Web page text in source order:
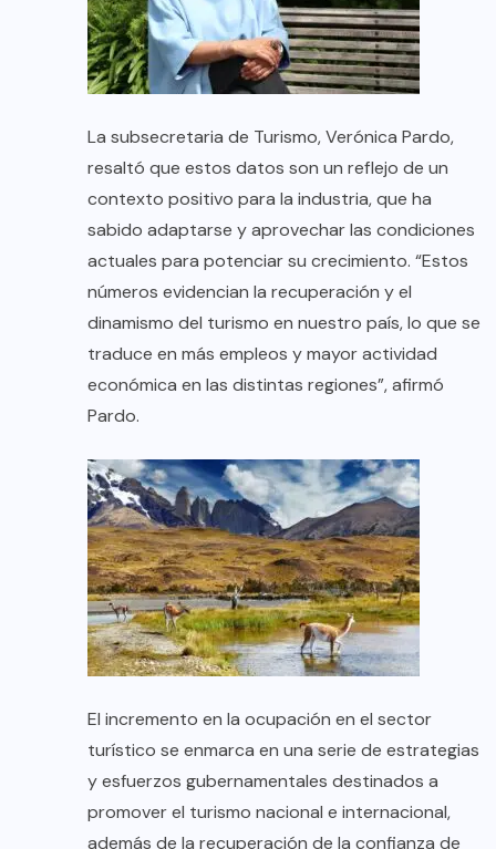
La subsecretaria de Turismo, Verónica Pardo,
resaltó que estos datos son un reflejo de un
contexto positivo para la industria, que ha
sabido adaptarse y aprovechar las condiciones
actuales para potenciar su crecimiento. “Estos
números evidencian la recuperación y el
dinamismo del turismo en nuestro país, lo que se
traduce en más empleos y mayor actividad
económica en las distintas regiones”, afirmó
Pardo.
El incremento en la ocupación en el sector
turístico se enmarca en una serie de estrategias
y esfuerzos gubernamentales destinados a
promover el turismo nacional e internacional,
además de la recuperación de la confianza de